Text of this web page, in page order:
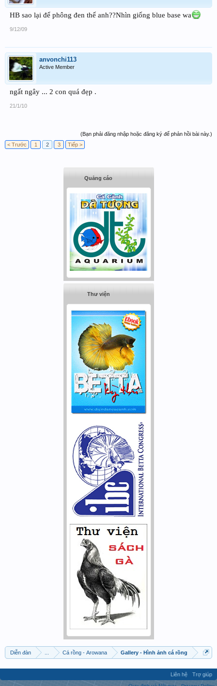
HB sao lại để phông đen thế anh??Nhìn giống blue base wa
9/12/09
anvonchi113
Active Member
ngất ngây ... 2 con quá đẹp .
21/1/10
(Bạn phải đăng nhập hoặc đăng ký để phản hồi bài này.)
< Trước
1 2 3 Tiếp >
Quảng cáo
Thư viện
Diễn đàn Cá rồng - Arowana Gallery - Hình ảnh cá rồng
Liên hệ
Trợ giúp